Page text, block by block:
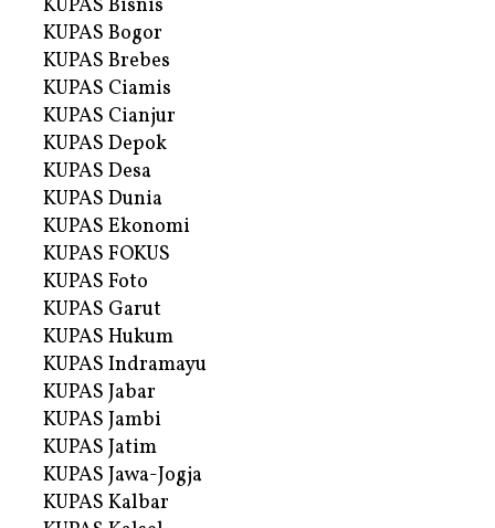
KUPAS Bisnis
KUPAS Bogor
KUPAS Brebes
KUPAS Ciamis
KUPAS Cianjur
KUPAS Depok
KUPAS Desa
KUPAS Dunia
KUPAS Ekonomi
KUPAS FOKUS
KUPAS Foto
KUPAS Garut
KUPAS Hukum
KUPAS Indramayu
KUPAS Jabar
KUPAS Jambi
KUPAS Jatim
KUPAS Jawa-Jogja
KUPAS Kalbar